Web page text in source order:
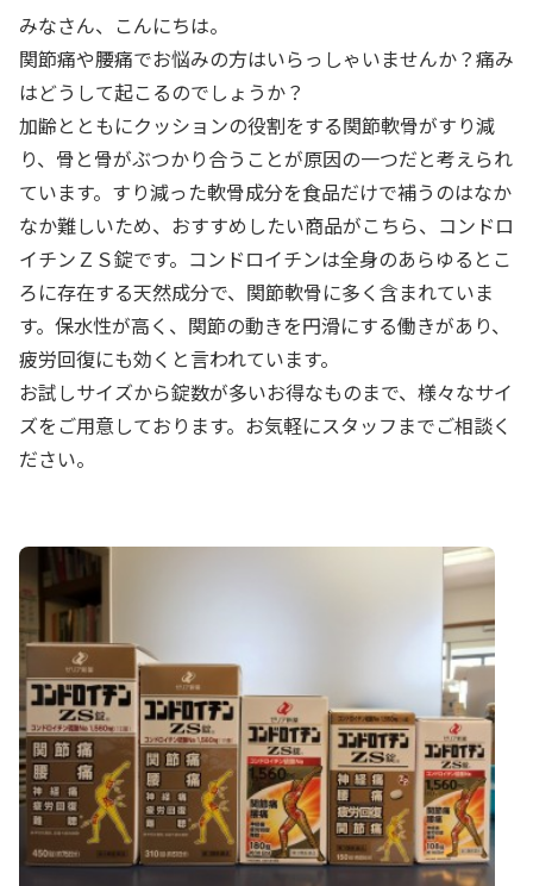
みなさん、こんにちは。
関節痛や腰痛でお悩みの方はいらっしゃいませんか？痛み
はどうして起こるのでしょうか？
加齢とともにクッションの役割をする関節軟骨がすり減
り、骨と骨がぶつかり合うことが原因の一つだと考えられ
ています。すり減った軟骨成分を食品だけで補うのはなか
なか難しいため、おすすめしたい商品がこちら、コンドロ
イチンＺＳ錠です。コンドロイチンは全身のあらゆるとこ
ろに存在する天然成分で、関節軟骨に多く含まれていま
す。保水性が高く、関節の動きを円滑にする働きがあり、
疲労回復にも効くと言われています。
お試しサイズから錠数が多いお得なものまで、様々なサイ
ズをご用意しております。お気軽にスタッフまでご相談く
ださい。